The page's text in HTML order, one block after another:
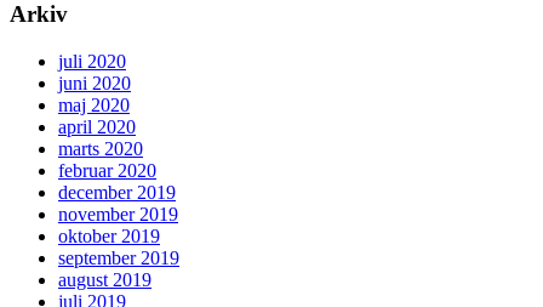
Arkiv
juli 2020
juni 2020
maj 2020
april 2020
marts 2020
februar 2020
december 2019
november 2019
oktober 2019
september 2019
august 2019
juli 2019